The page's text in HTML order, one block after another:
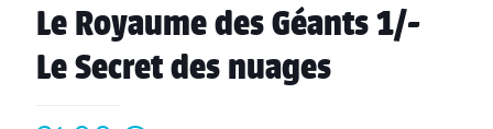
Le Royaume des Géants 1/-
Le Secret des nuages